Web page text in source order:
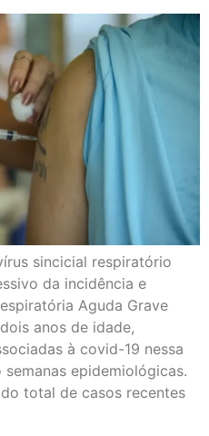
sincicial respiratório
da incidência e
Aguda Grave
anos de idade,
à covid-19 nessa
epidemiológicas.
total de casos recentes